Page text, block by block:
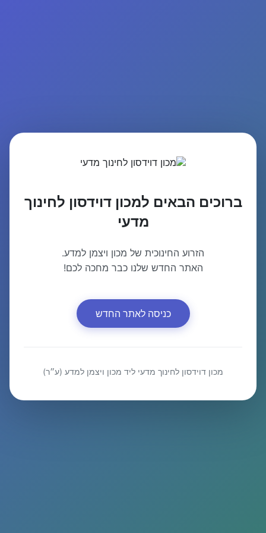
ברוכים הבאים למכון דוידסון לחינוך
מדעי
הזרוע החינוכית של מכון ויצמן למדע.
האתר החדש שלנו כבר מחכה לכם!
כניסה לאתר החדש
מכון דוידסון לחינוך מדעי ליד מכון ויצמן למדע (ע״ר)